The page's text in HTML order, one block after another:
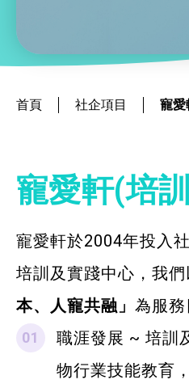
ERB再培訓課程
自費課程
寵愛軒
麥理浩餐廳
融藝工房
建業坊
首頁 社企項目 寵愛
寵愛軒(培
寵愛軒於2004年投入
培訓及實踐中心，我們
本、人寵共融」 為服務
職涯發展 ~ 培訓
物行業技能教育